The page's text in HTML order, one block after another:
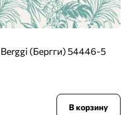
(Бергги) 54446-5
В корзину